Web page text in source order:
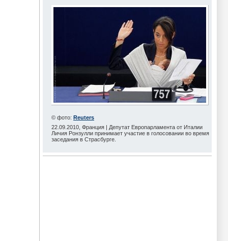
© фото: Reuters
22.09.2010, Франция | Депутат Европарламента от Италии
Личия Ронзулли принимает участие в голосовании во время
заседания в Страсбурге.